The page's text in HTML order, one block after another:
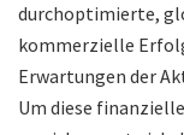
durchoptimierte,
kommerzielle
Erwartungen der
Um diese